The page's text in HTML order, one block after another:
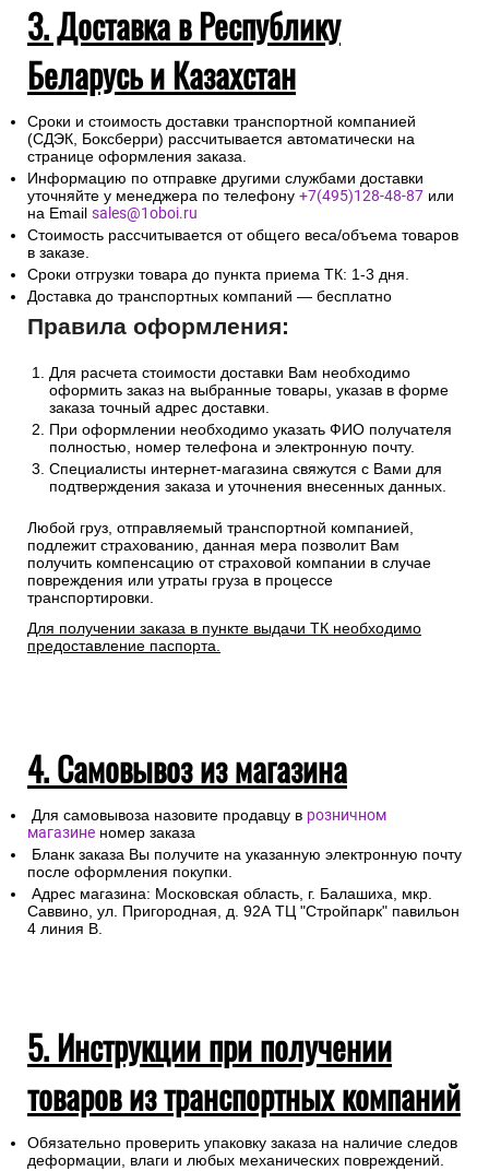
3. Доставка в Республику
Беларусь и Казахстан
Сроки и стоимость доставки транспортной компанией
(СДЭК, Боксберри) рассчитывается автоматически на
странице оформления заказа.
Информацию по отправке другими службами доставки
уточняйте у менеджера по телефону +7(495)128-48-87 или
на Email sales@1oboi.ru
Стоимость рассчитывается от общего веса/объема товаров
в заказе.
Сроки отгрузки товара до пункта приема ТК: 1-3 дня.
Доставка до транспортных компаний — бесплатно
Правила оформления:
Для расчета стоимости доставки Вам необходимо
оформить заказ на выбранные товары, указав в форме
заказа точный адрес доставки.
При оформлении необходимо указать ФИО получателя
полностью, номер телефона и электронную почту.
Специалисты интернет-магазина свяжутся с Вами для
подтверждения заказа и уточнения внесенных данных.
Любой груз, отправляемый транспортной компанией,
подлежит страхованию, данная мера позволит Вам
получить компенсацию от страховой компании в случае
повреждения или утраты груза в процессе
транспортировки.
Для получении заказа в пункте выдачи ТК необходимо
предоставление паспорта.
4. Самовывоз из магазина
Для самовывоза назовите продавцу в розничном
магазине номер заказа
Бланк заказа Вы получите на указанную электронную почту
после оформления покупки.
Адрес магазина: Московская область, г. Балашиха, мкр.
Саввино, ул. Пригородная, д. 92А ТЦ "Стройпарк" павильон
4 линия В.
5. Инструкции при получении
товаров из транспортных компаний
Обязательно проверить упаковку заказа на наличие следов
деформации, влаги и любых механических повреждений.